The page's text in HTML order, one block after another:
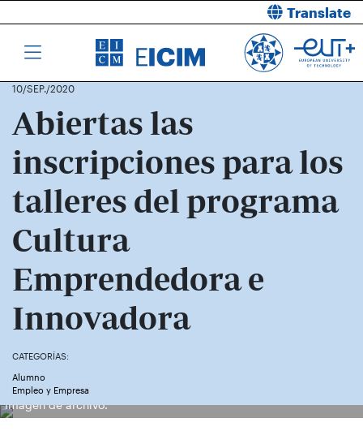
Translate
10/SEP./2020
Abiertas las
inscripciones para los
talleres del programa
Cultura
Emprendedora e
Innovadora
CATEGORÍAS:
Alumno
Empleo y Empresa
Imagen de archivo.